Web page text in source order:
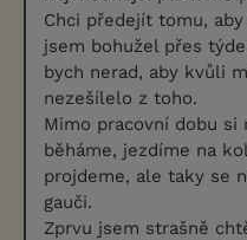
Chci předejít tomu,
jsem bohužel přes
bych nerad, aby kvůli
nezešílelo z toho.
Mimo pracovní dobu
běháme, jezdíme na
projdeme, ale taky se
gauči.
Zprvu jsem strašně